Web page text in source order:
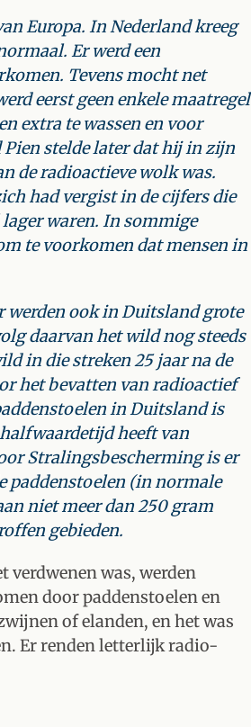
Europa. In Nederland kreeg
Er werd een
Tevens mocht net
eerst geen enkele maatregel
extra te wassen en voor
stelde later dat hij in zijn
de radioactieve wolk was.
had vergist in de cijfers die
waren. In sommige
te voorkomen dat mensen in
werden ook in Duitsland grote
daarvan het wild nog steeds
in die streken 25 jaar na de
het bevatten van radioactief
in Duitsland is
heeft van
Stralingsbescherming is er
paddenstoelen (in normale
niet meer dan 250 gram
gebieden.
verdwenen was, werden
door paddenstoelen en
of elanden, en het was
Er renden letterlijk radio-